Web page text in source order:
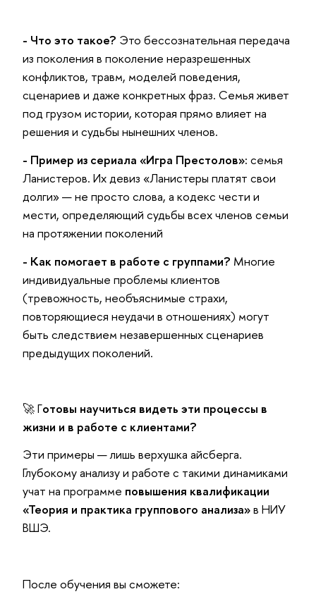
- Что это такое? Это бессознательная передача
из поколения в поколение неразрешенных
конфликтов, травм, моделей поведения,
сценариев и даже конкретных фраз. Семья живет
под грузом истории, которая прямо влияет на
решения и судьбы нынешних членов.
- Пример из сериала «Игра Престолов»: семья
Ланистеров. Их девиз «Ланистеры платят свои
долги» — не просто слова, а кодекс чести и
мести, определяющий судьбы всех членов семьи
на протяжении поколений
- Как помогает в работе с группами? Многие
индивидуальные проблемы клиентов
(тревожность, необъяснимые страхи,
повторяющиеся неудачи в отношениях) могут
быть следствием незавершенных сценариев
предыдущих поколений.
🚀 Готовы научиться видеть эти процессы в
жизни и в работе с клиентами?
Эти примеры — лишь верхушка айсберга.
Глубокому анализу и работе с такими динамиками
учат на программе повышения квалификации
«Теория и практика группового анализа»в НИУ
ВШЭ.
После обучения вы сможете: